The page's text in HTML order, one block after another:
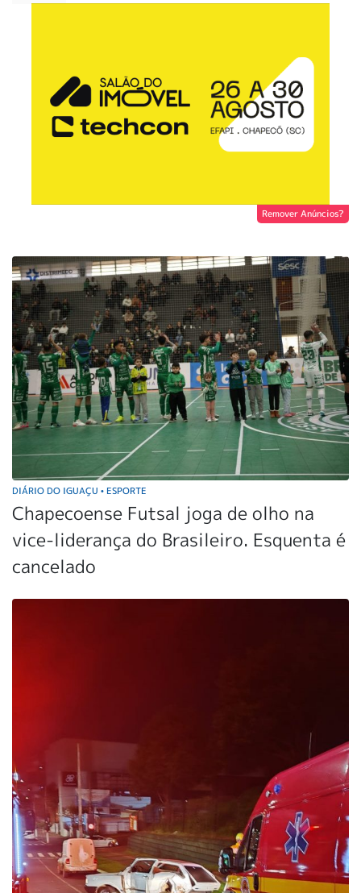
Remover Anúncios?
DIÁRIO DO IGUAÇU • ESPORTE
Chapecoense Futsal joga de olho na
vice-liderança do Brasileiro. Esquenta é
cancelado